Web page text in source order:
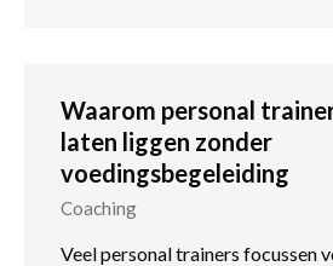
Waarom personal
laten liggen zonder
voedingsbegeleiding
Coaching
Veel personal trainers focussen